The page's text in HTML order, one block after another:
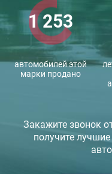
1 253
автомобилей этой
марки продано
Закажите звонок
получите